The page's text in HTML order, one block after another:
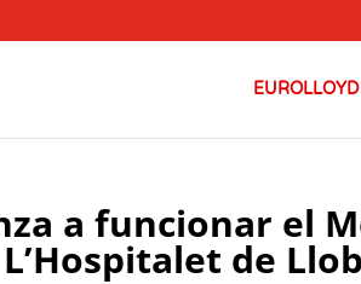
EUROLLOYD
a funcionar el
de